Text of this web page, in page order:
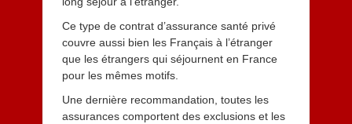
Ce type de contrat d’assurance santé privé
couvre aussi bien les Français à l’étranger
que les étrangers qui séjournent en France
pour les mêmes motifs.
Une dernière recommandation, toutes les
assurances comportent des exclusions et les